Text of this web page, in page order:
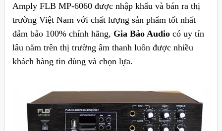
Amply FLB MP-6060 được nhập khẩu và bán ra thị
trường Việt Nam với chất lượng sản phẩm tốt nhất
đảm bảo 100% chính hãng, Gia Bảo Audiocó uy tín
lâu năm trên thị trường âm thanh luôn được nhiều
khách hàng tin dùng và chọn lựa.